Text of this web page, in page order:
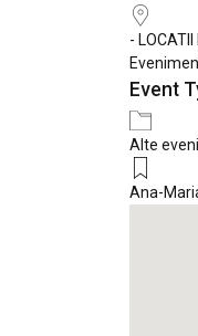
-
Event
Alte
Ana-